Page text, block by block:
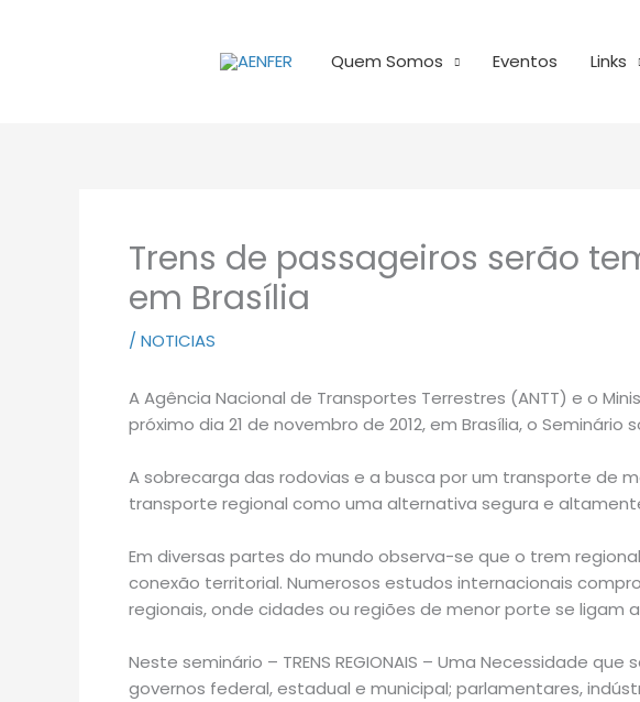
Quem Somos Eventos Links
Trens de passageiros serão
em Brasília
/ NOTICIAS
A Agência Nacional de Transportes Terrestres (ANTT) e o
próximo dia 21 de novembro de 2012, em Brasília, o Seminário
A sobrecarga das rodovias e a busca por um transporte de
transporte regional como uma alternativa segura e
Em diversas partes do mundo observa-se que o trem
conexão territorial. Numerosos estudos internacionais
regionais, onde cidades ou regiões de menor porte se ligam
Neste seminário – TRENS REGIONAIS – Uma Necessidade
governos federal, estadual e municipal; parlamentares,